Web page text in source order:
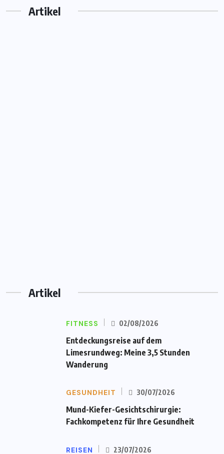
Artikel
Artikel
FITNESS 02/08/2026
Entdeckungsreise auf dem
Limesrundweg: Meine 3,5 Stunden
Wanderung
GESUNDHEIT 30/07/2026
Mund-Kiefer-Gesichtschirurgie:
Fachkompetenz für Ihre Gesundheit
REISEN 23/07/2026